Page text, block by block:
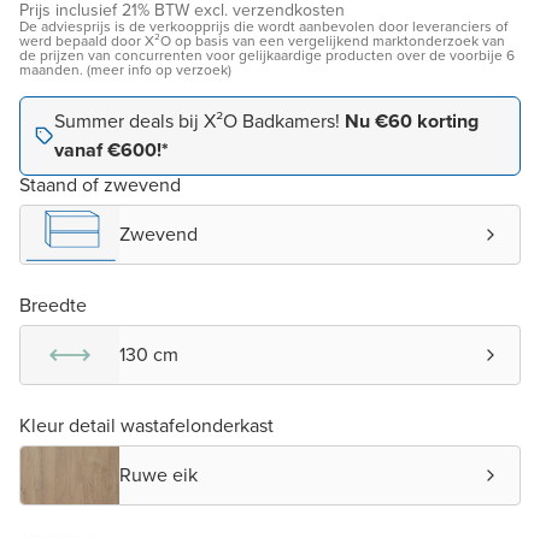
Prijs inclusief 21% BTW excl. verzendkosten
De adviesprijs is de verkoopprijs die wordt aanbevolen door leveranciers of
werd bepaald door X²O op basis van een vergelijkend marktonderzoek van
de prijzen van concurrenten voor gelijkaardige producten over de voorbije 6
maanden. (meer info op verzoek)
Summer deals bij X²O Badkamers! Nu €60 korting
vanaf €600!*
Staand of zwevend
Zwevend
Breedte
130 cm
Kleur detail wastafelonderkast
Ruwe eik